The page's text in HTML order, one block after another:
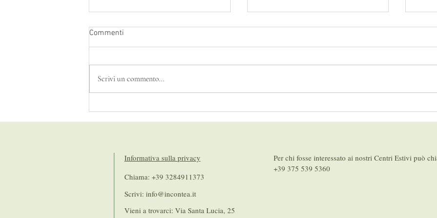
Commenti
Scrivi un commento...
Informativa sulla privacy
Chiama: +39 3284911373
Scrivi: info@incontea.it
Per chi fosse interessato ai nostri Centri Estivi può
+39 375 539 5360
Vieni a trovarci: Via Santa Lucia, 25